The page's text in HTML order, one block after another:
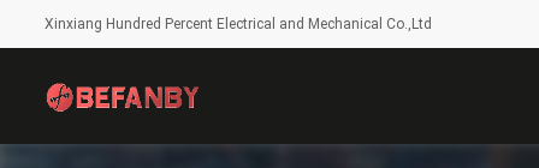
Xinxiang Hundred Percent Electrical and Mechanical Co.,Ltd